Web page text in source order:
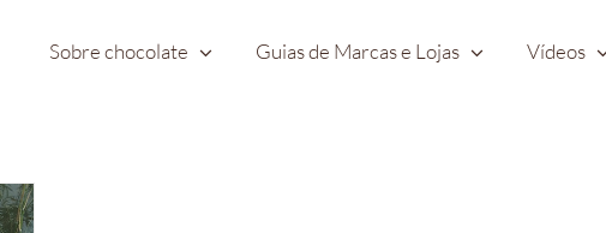
Sobre chocolate Guias de Marcas e Lojas Vídeos